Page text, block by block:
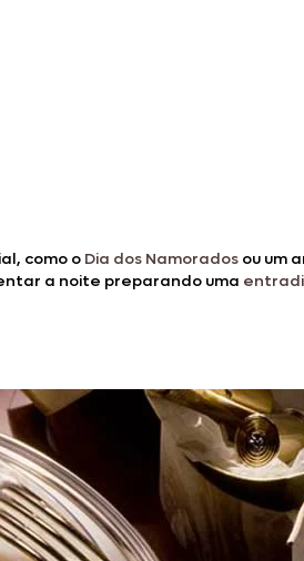
como o Dia dos Namorados ou um
a noite preparando uma